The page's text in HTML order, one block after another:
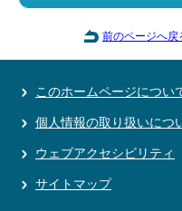
前のページへ戻
このホームページについ
個人情報の取り扱いにつ
ウェブアクセシビリティ
サイトマップ